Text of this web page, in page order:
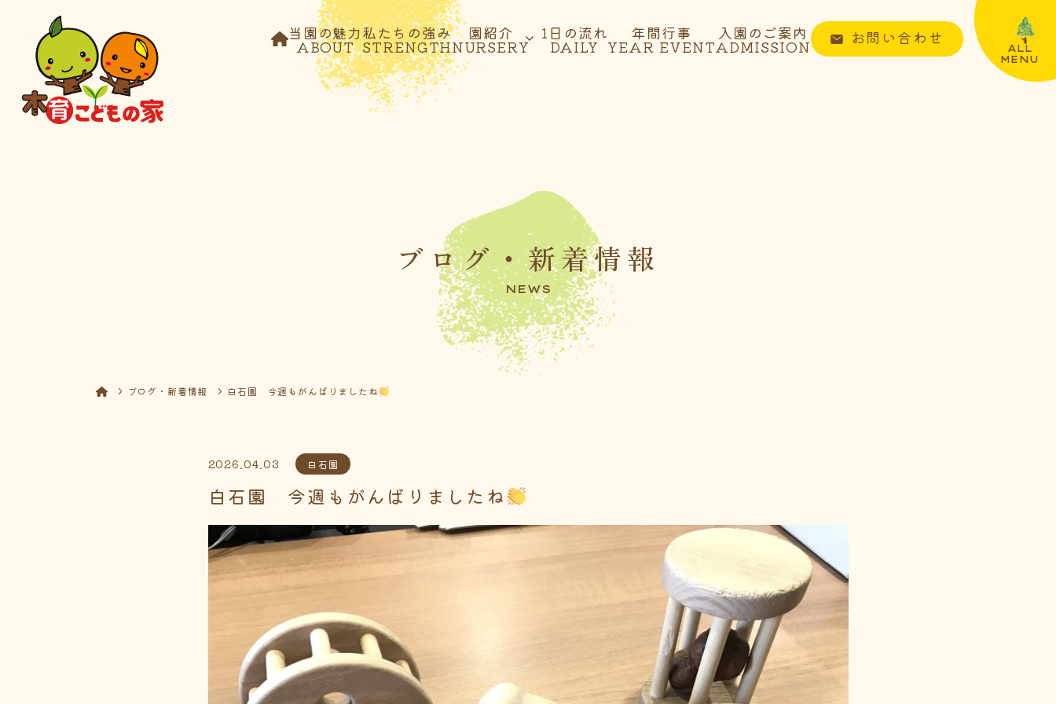
ALL
MENU
当園の魅力
ABOUT
私たちの強み
STRENGTH
園紹介
NURSERY
1日の流れ
DAILY
年間行事
YEAR EVENT
入園のご案内
ADMISSION お問い合わせ
ブログ・新着情報
NEWS
ブログ・新着情報 白石園 今週もがんばりましたね
2026.04.03 白石園
白石園 今週もがんばりましたね